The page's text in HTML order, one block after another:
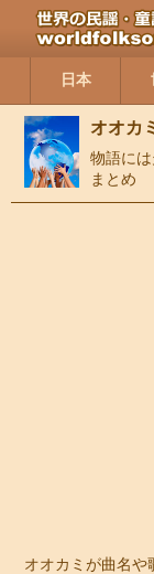
日本
オオカ
物語に
まとめ
オオカミが曲名や